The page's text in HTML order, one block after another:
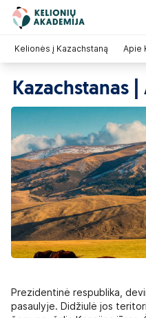
minutė
kelionės
Kelionės į Kazachstaną Apie
Kazachstanas
Prezidentinė respublika,
pasaulyje. Didžiulė jos